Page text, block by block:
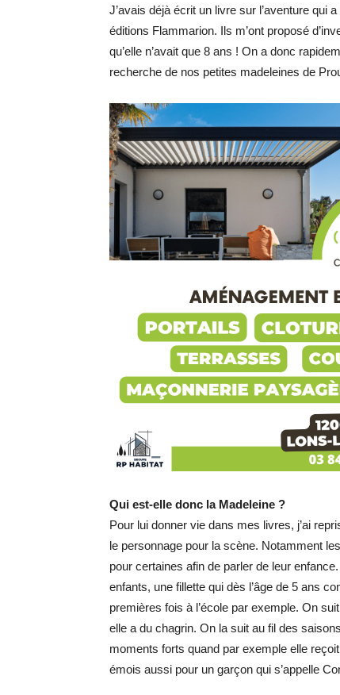
J’avais déjà écrit un livre sur l’aventure qui
éditions Flammarion. Ils m’ont proposé
qu’elle n’avait que 8 ans ! On a donc
recherche de nos petites madeleines de
Qui est-elle donc la Madeleine ?
Pour lui donner vie dans mes livres, j’ai
le personnage pour la scène. Notamment
pour certaines afin de parler de leur
enfants, une fillette qui dès l’âge de 5 ans
premières fois à l’école par exemple. On
elle a du chagrin. On la suit au fil des
moments forts quand par exemple elle
émois aussi pour un garçon qui s’appelle